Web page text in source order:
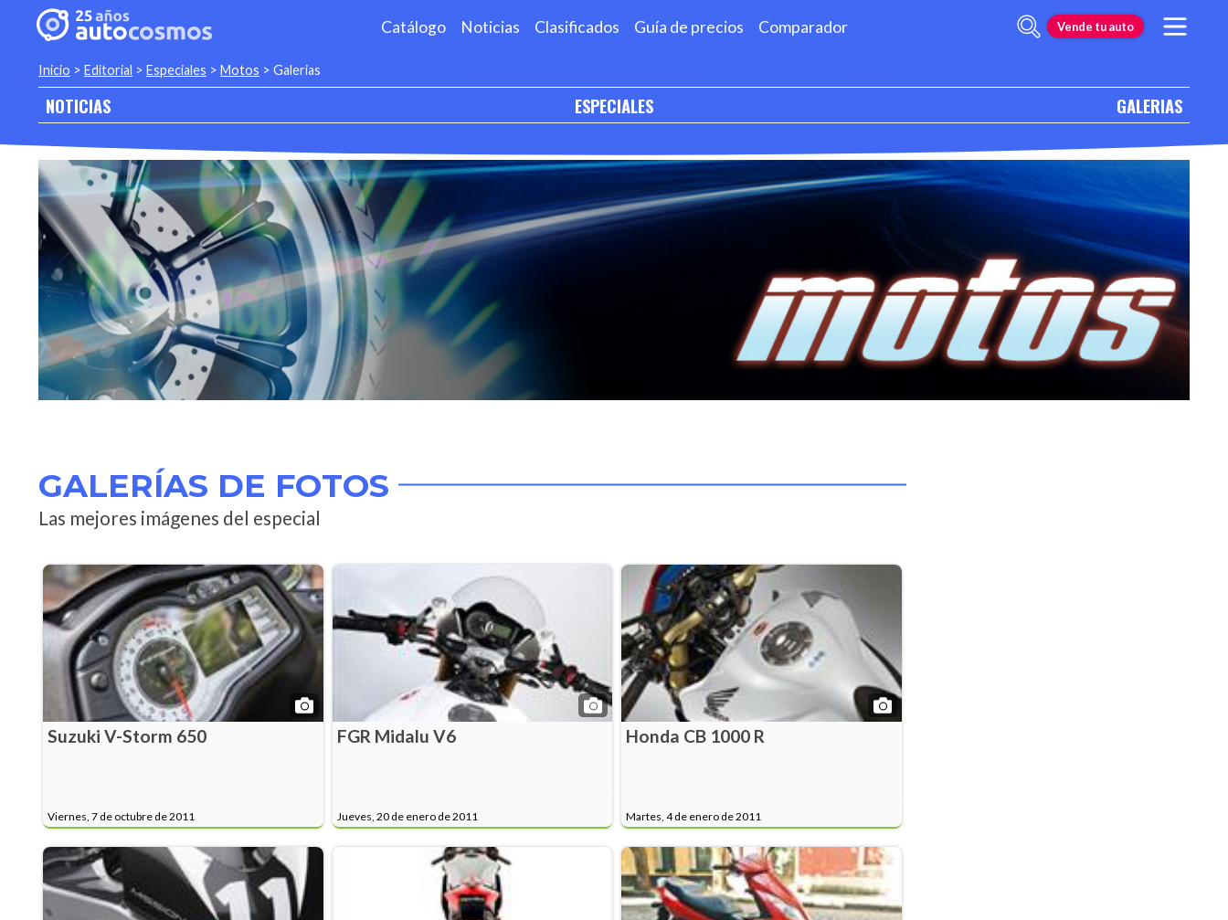
Catálogo Noticias Clasificados Guía de precios Comparador Vende tu auto
Inicio > Editorial > Especiales > Motos > Galerias
NOTICIAS ESPECIALES GALERIAS
GALERÍAS DE FOTOS
Las mejores imágenes del especial
Suzuki V-Storm 650
Viernes, 7 de octubre de 2011
FGR Midalu V6
Jueves, 20 de enero de 2011
Honda CB 1000 R
Martes, 4 de enero de 2011